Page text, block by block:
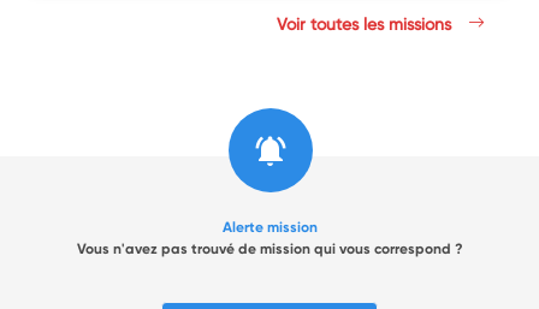
Voir toutes les missions
Alerte mission
Vous n'avez pas trouvé de mission qui vous correspond ?